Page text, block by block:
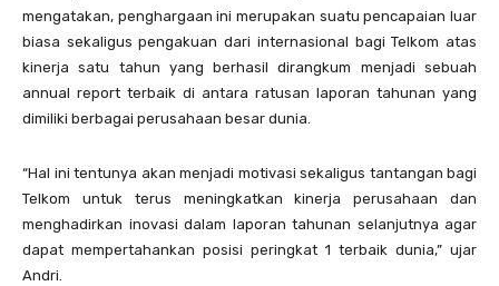
mengatakan, penghargaan ini merupakan suatu pencapaian luar
biasa sekaligus pengakuan dari internasional bagi Telkom atas
kinerja satu tahun yang berhasil dirangkum menjadi sebuah
annual report terbaik di antara ratusan laporan tahunan yang
dimiliki berbagai perusahaan besar dunia.
“Hal ini tentunya akan menjadi motivasi sekaligus tantangan bagi
Telkom untuk terus meningkatkan kinerja perusahaan dan
menghadirkan inovasi dalam laporan tahunan selanjutnya agar
dapat mempertahankan posisi peringkat 1 terbaik dunia,” ujar
Andri.